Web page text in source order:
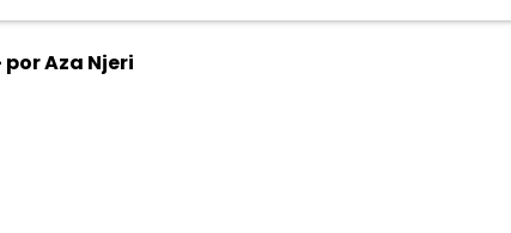
Aza Njeri